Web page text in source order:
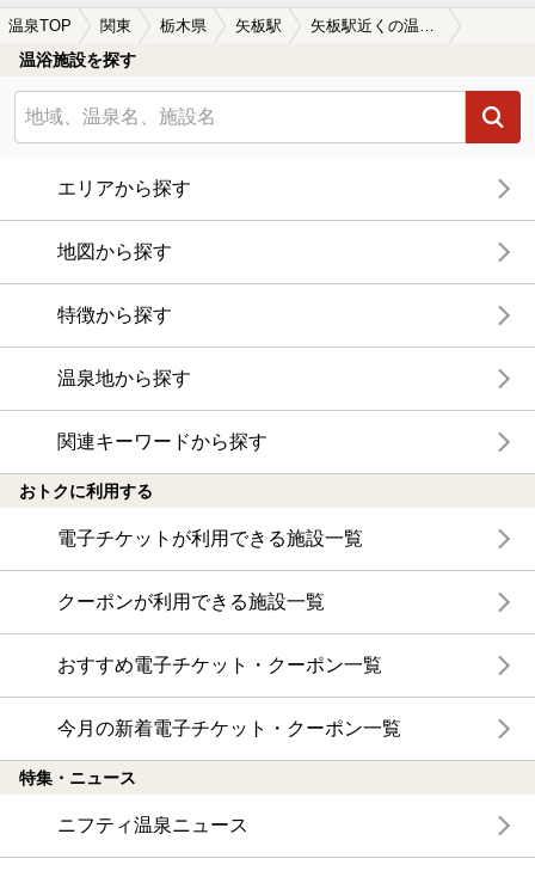
温泉TOP 関東 栃木県 矢板駅 矢板駅近くの温泉宿・温泉旅館・ホテルおすすめ(2026年版)
温浴施設を探す
エリアから探す
地図から探す
特徴から探す
温泉地から探す
関連キーワードから探す
おトクに利用する
電子チケットが利用できる施設一覧
クーポンが利用できる施設一覧
おすすめ電子チケット・クーポン一覧
今月の新着電子チケット・クーポン一覧
特集・ニュース
ニフティ温泉ニュース